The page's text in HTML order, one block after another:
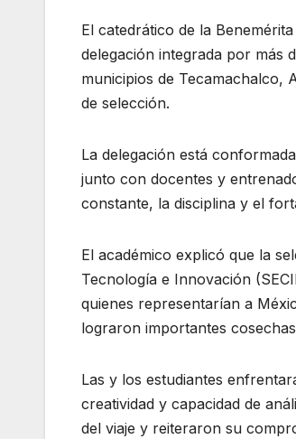
El catedrático de la
delegación integrada por más
municipios de Tecamachalco,
de selección.
La delegación está
junto con docentes y
constante, la disciplina y el
El académico explicó que la
Tecnología e Innovación
quienes representarían a
lograron importantes
Las y los estudiantes
creatividad y capacidad de
del viaje y reiteraron su